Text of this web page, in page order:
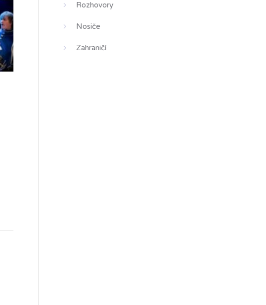
Rozhovory
Nosiče
Zahraničí